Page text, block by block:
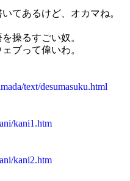
てあるけど、オカマね。
操るすごい奴。
ブって偉いわ。
text/desumasuku.html
kani1.htm
kani2.htm